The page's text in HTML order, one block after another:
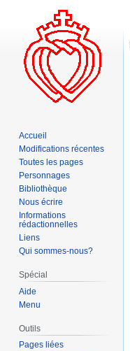
Accueil
Modifications récentes
Toutes les pages
Personnages
Bibliothèque
Nous écrire
Informations
rédactionnelles
Liens
Qui sommes-nous?
Spécial
Aide
Menu
Outils
Pages liées